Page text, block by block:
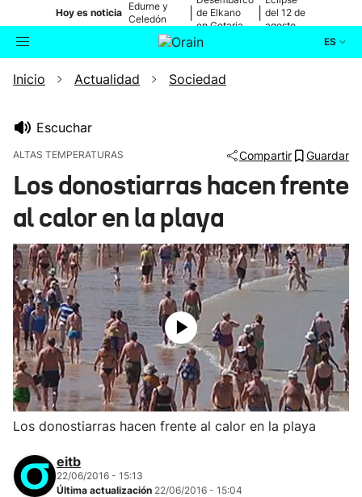
Hoy es noticia
Edurne y
Celedón
de Elkano
en Getaria
del 12 de
agosto
ES
Buscador Actualidad
Ikusmiran
Eguraldia
Inicio Actualidad Sociedad
Escuchar
ALTAS TEMPERATURAS Compartir Guardar
Los donostiarras hacen frente
al calor en la playa
Los donostiarras hacen frente al calor en la playa
eitb
22/06/2016 - 15:13
Última actualización 22/06/2016 - 15:04